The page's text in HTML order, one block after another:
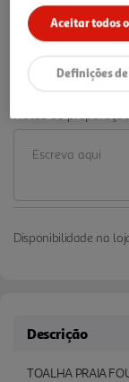
Price reduced
5,99 €to
5,00 €
de 5/8/2026 a 15/9/2026
Disponibilidade na
Descrição
TOALHA PRAIA
Aceitar todos
Definições